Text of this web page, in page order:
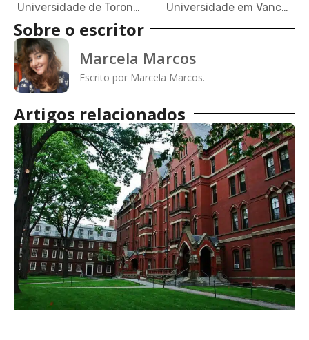
Universidade de Toronto: referência para estudar no Canadá Universidade em Vancouver cria centro de inovação que aproxima estudantes e mercado de trabalho
Sobre o escritor
Marcela Marcos
Escrito por Marcela Marcos.
Artigos relacionados